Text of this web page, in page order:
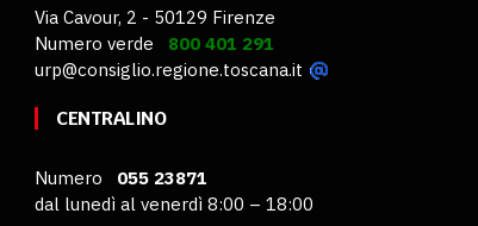
Via Cavour, 2 - 50129 Firenze
Numero verde 800 401 291
urp@consiglio.regione.toscana.it
CENTRALINO
Numero 055 23871
dal lunedì al venerdì 8:00 – 18:00